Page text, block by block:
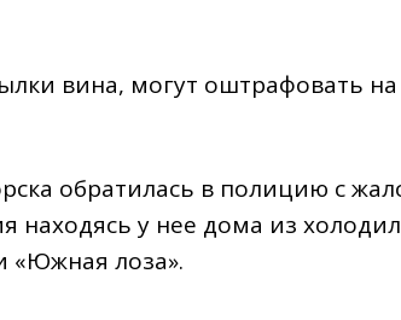
вина, могут оштрафовать
обратилась в полицию с
находясь у нее дома из
«Южная лоза».